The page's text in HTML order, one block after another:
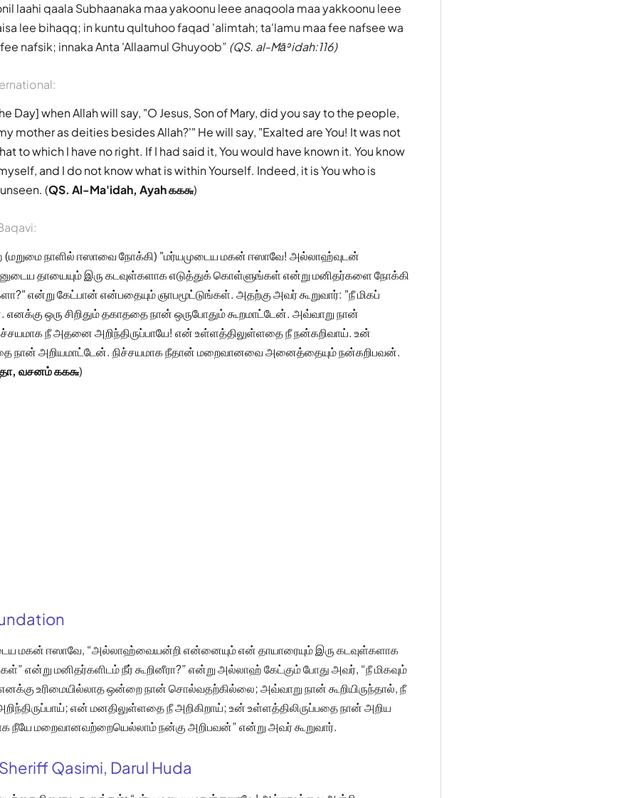
laahi qaala Subhaanaka maa yakoonu leee anaqoola maa yakkoonu leee
lee bihaqq; in kuntu qultuhoo faqad 'alimtah; ta'lamu maa fee nafsee wa
nafsik; innaka Anta 'Allaamul Ghuyoob (QS. al-Māʾidah:116)
Day] when Allah will say, "O Jesus, Son of Mary, did you say to the people,
mother as deities besides Allah?'" He will say, "Exalted are You! It was not
to which I have no right. If I had said it, You would have known it. You know
and I do not know what is within Yourself. Indeed, it is You who is
(QS. Al-Ma'idah, Ayah ௧௧௬)
நாளில் ஈஸாவை நோக்கி) "மர்யமுடைய மகன் ஈஸாவே! அல்லாஹ்வுடன்
தாயையும் இரு கடவுள்களாக எடுத்துக் கொள்ளுங்கள் என்று மனிதர்களை நோக்கி
என்று கேட்பான் என்பதையும் ஞாபமூட்டுங்கள். அதற்கு அவர் கூறுவார்: "நீ மிகப்
எனக்கு ஒரு சிறிதும் தகாததை நான் ஒருபோதும் கூறமாட்டேன். அவ்வாறு நான்
நிச்சயமாக நீ அதனை அறிந்திருப்பாயே! என் உள்ளத்திலுள்ளதை நீ நன்கறிவாய். உன்
நான் அறியமாட்டேன். நிச்சயமாக நீதான் மறைவானவை அனைத்தையும் நன்கறிபவன்.
வசனம் ௧௧௬)
மகன் ஈஸாவே, “அல்லாஹ்வையன்றி என்னையும் என் தாயாரையும் இரு கடவுள்களாக
என்று மனிதர்களிடம் நீர் கூறினீரா?” என்று அல்லாஹ் கேட்கும் போது அவர், “நீ மிகவும்
உரிமையில்லாத ஒன்றை நான் சொல்வதற்கில்லை; அவ்வாறு நான் கூறியிருந்தால், நீ
என் மனதிலுள்ளதை நீ அறிகிறாய்; உன் உள்ளத்திலிருப்பதை நான் அறிய
நீயே மறைவானவற்றையெல்லாம் நன்கு அறிபவன்” என்று அவர் கூறுவார்.
Qasimi, Darul Huda